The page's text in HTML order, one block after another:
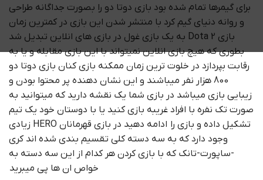
برای گیمرها تمام شده بود بازی دوتا دو را بصورت جداگانه طراحی
و روانه دنیای گیم کرد با منتشر شدن این بازی در کمترین زمان
بازی Dota 2 به یک بازی غول در بازی های انلاین تبدیل شد
بطوری که هیچ بازی انلاین نمیتواند با این بازی مقابله و یا به
رقابت بپردازد در خلوت ترین زمان ممکنه بازی کنان بازی دوتا دو
800 هزار نفر میباشند و این نشان دهنده پر محتوا بودن و
زیبایی بازی میباشد در بازی شما یک نقشه دارید که میتوانید به
صورت تک نفره با افراد غریبه بازی کنید یا با دوستان خود یک تیم
تشکیل داده و بازی را ادامه دهید در بازی قهرمانان HERO زیادی
وجود دارد که به سه دسته کلی تقسیم بندی شده اند کری
-ساپورت-تانک که با بازی کردن هر کدام از این سه دسته به
خواص ان ها پی میبرید